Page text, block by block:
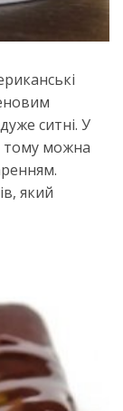
ситні. У
тому можна
який